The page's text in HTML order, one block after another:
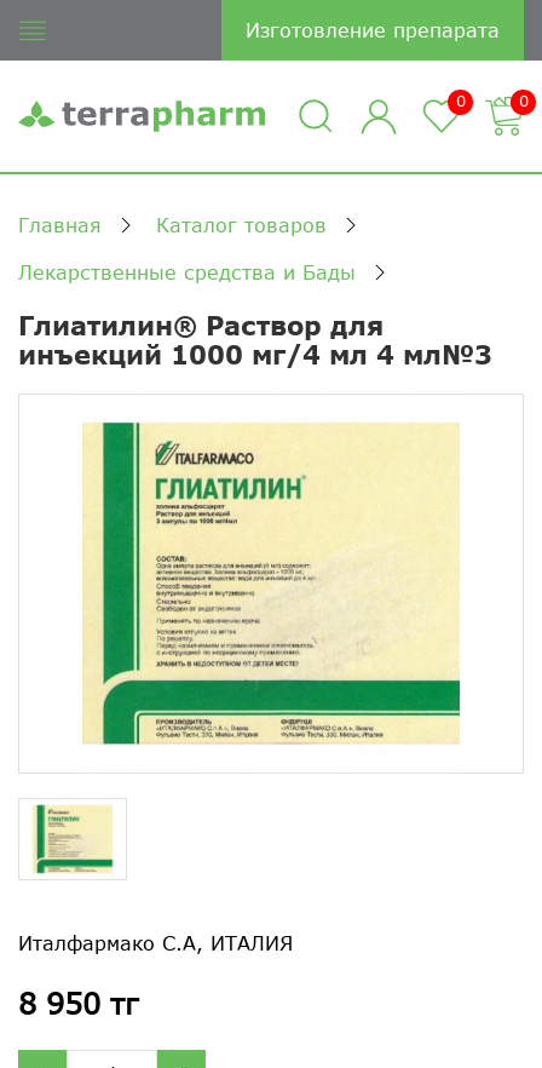
Изготовление препарата
0 0
Главная Каталог товаров
Лекарственные средства и Бады
Глиатилин® Раствор для
инъекций 1000 мг/4 мл 4 мл№3
Италфармако С.А, ИТАЛИЯ
8 950 тг